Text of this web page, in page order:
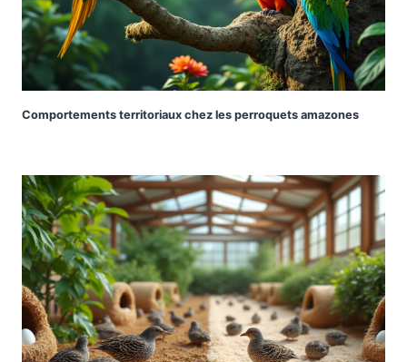
Comportements territoriaux chez les perroquets amazones